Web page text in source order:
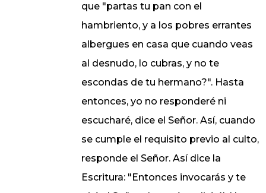
que "partas tu pan con el
hambriento, y a los pobres errantes
albergues en casa que cuando veas
al desnudo, lo cubras, y no te
escondas de tu hermano?". Hasta
entonces, yo no responderé ni
escucharé, dice el Señor. Así, cuando
se cumple el requisito previo al culto,
responde el Señor. Así dice la
Escritura: "Entonces invocarás y te